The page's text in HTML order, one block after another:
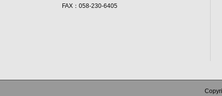
FAX：058-230-6405